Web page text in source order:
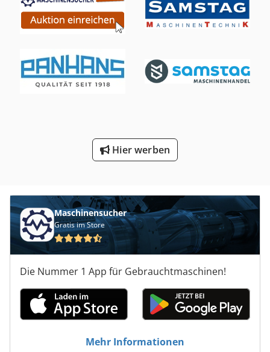
Hier werben
Maschinensucher
Gratis im Store
Die Nummer 1 App für Gebrauchtmaschinen!
Mehr Informationen